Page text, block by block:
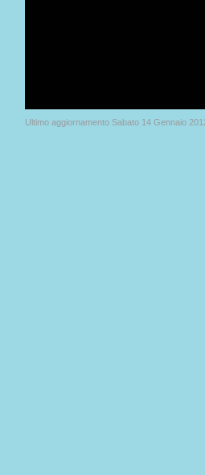
Ultimo aggiornamento Sabato 14 Gennaio